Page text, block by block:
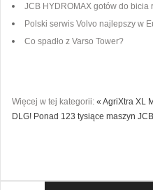
JCB HYDROMAX gotów do bicia
Polski serwis Volvo najlepszy w
Co spadło z Varso Tower?
Więcej w tej kategorii: « AgriXtra XL
DLG! Ponad 123 tysiące maszyn